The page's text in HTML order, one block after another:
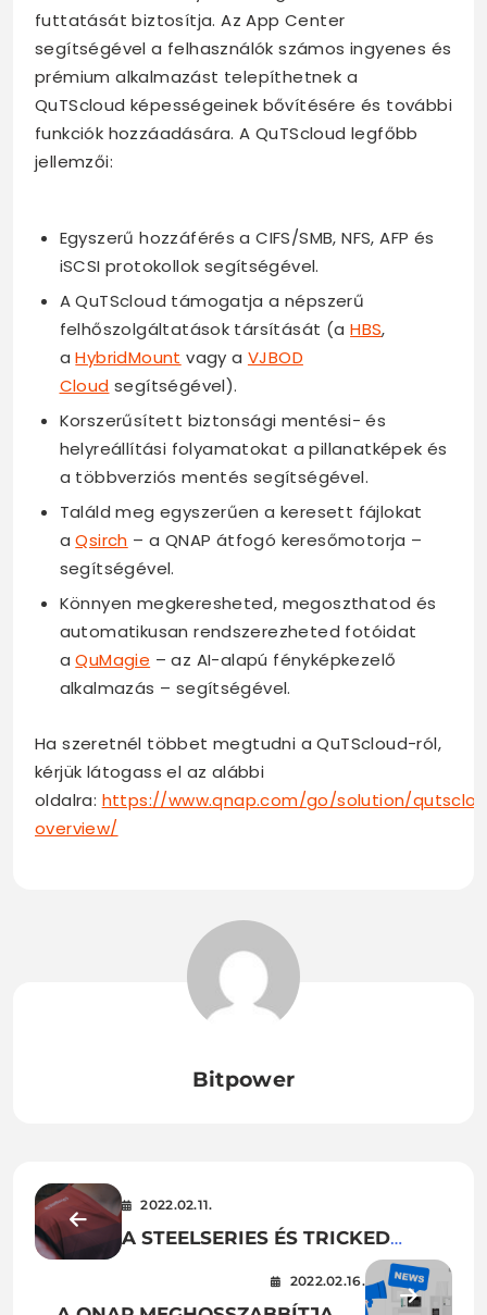
futtatását biztosítja. Az App Center
segítségével a felhasználók számos ingyenes és
prémium alkalmazást telepíthetnek a
QuTScloud képességeinek bővítésére és további
funkciók hozzáadására. A QuTScloud legfőbb
jellemzői:
Egyszerű hozzáférés a CIFS/SMB, NFS, AFP és
iSCSI protokollok segítségével.
A QuTScloud támogatja a népszerű
felhőszolgáltatások társítását (aHBS,
aHybridMount vagy a VJBOD
Cloud segítségével).
Korszerűsített biztonsági mentési- és
helyreállítási folyamatokat a pillanatképek és
a többverziós mentés segítségével.
Találd meg egyszerűen a keresett fájlokat
aQsirch – a QNAP átfogó keresőmotorja –
segítségével.
Könnyen megkeresheted, megoszthatod és
automatikusan rendszerezheted fotóidat
aQuMagie – az AI-alapú fényképkezelő
alkalmazás – segítségével.
Ha szeretnél többet megtudni a QuTScloud-ról,
kérjük látogass el az alábbi
oldalra: https://www.qnap.com/go/solution/
overview/
Bitpower
2022.02.11.
A STEELSERIES ÉS TRICKED
ESPORT BEJELENTETTE A 2022-
2022.02.16.